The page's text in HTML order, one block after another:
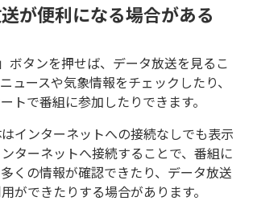
が便利になる場合がある
ボタンを押せば、データ放送を見るこ
ュースや気象情報をチェックしたり、
トで番組に参加したりできます。
インターネットへの接続なしでも表示
ターネットへ接続することで、番組に
くの情報が確認できたり、データ放送
ができたりする場合があります。